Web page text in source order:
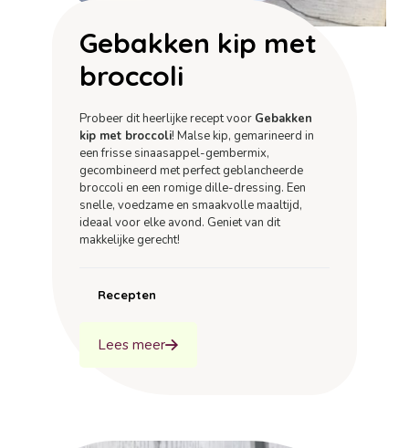
Gebakken kip met
broccoli
Probeer dit heerlijke recept voor Gebakken
kip met broccoli! Malse kip, gemarineerd in
een frisse sinaasappel-gembermix,
gecombineerd met perfect geblancheerde
broccoli en een romige dille-dressing. Een
snelle, voedzame en smaakvolle maaltijd,
ideaal voor elke avond. Geniet van dit
makkelijke gerecht!
Recepten
Lees meer